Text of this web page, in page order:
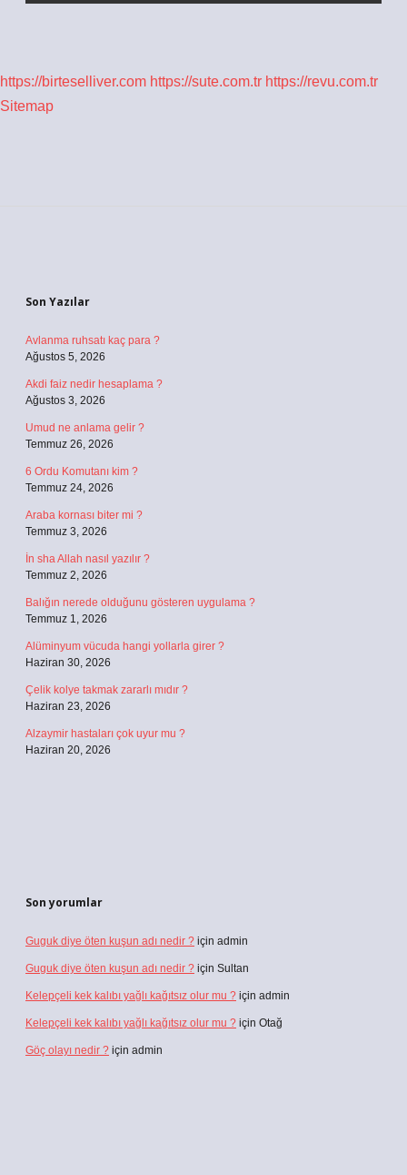
https://birteselliver.com https://sute.com.tr https://revu.com.tr
Sitemap
Son Yazılar
Avlanma ruhsatı kaç para ?
Ağustos 5, 2026
Akdi faiz nedir hesaplama ?
Ağustos 3, 2026
Umud ne anlama gelir ?
Temmuz 26, 2026
6 Ordu Komutanı kim ?
Temmuz 24, 2026
Araba kornası biter mi ?
Temmuz 3, 2026
İn sha Allah nasıl yazılır ?
Temmuz 2, 2026
Balığın nerede olduğunu gösteren uygulama ?
Temmuz 1, 2026
Alüminyum vücuda hangi yollarla girer ?
Haziran 30, 2026
Çelik kolye takmak zararlı mıdır ?
Haziran 23, 2026
Alzaymir hastaları çok uyur mu ?
Haziran 20, 2026
Son yorumlar
Guguk diye öten kuşun adı nedir ? için admin
Guguk diye öten kuşun adı nedir ? için Sultan
Kelepçeli kek kalıbı yağlı kağıtsız olur mu ? için admin
Kelepçeli kek kalıbı yağlı kağıtsız olur mu ? için Otağ
Göç olayı nedir ? için admin